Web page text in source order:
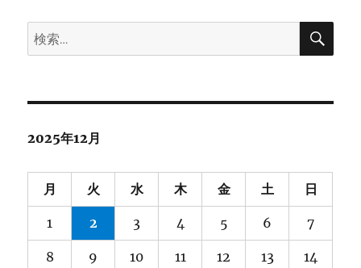
検
索:
検
2025年12月
月 火 水 木 金 土 日
1 2 3 4 5 6 7
8 9 10 11 12 13 14